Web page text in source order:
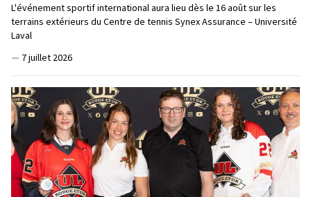
L'événement sportif international aura lieu dès le 16 août sur les
terrains extérieurs du Centre de tennis Synex Assurance – Université
Laval
— 7 juillet 2026